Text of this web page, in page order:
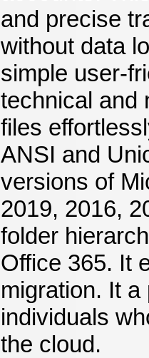
and precise
without data
simple user-
technical and
files
ANSI and
versions of
2019, 2016,
folder
Office 365. It
migration. It
individuals
the cloud.